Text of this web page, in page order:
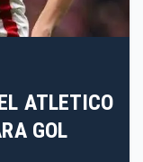
ATLETICO
GOL